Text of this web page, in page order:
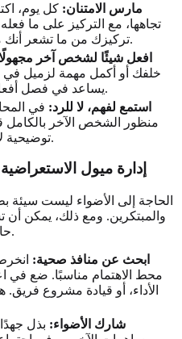
مارس الامتنان: كل يوم،
تجاهها، مع التركيز على ما
تركيزك من ما تشعر أنك مُستحقه إلى ما تم منحك إياه.
افعل شيئًا لشخص آخر
خلفك أو أكمل مهمة لزميل
يساعد في فصل أفعالك عن الحاجة إلى الاعتراف.
استمع لفهم، لا للرد: في
منظور الشخص الآخر
توضيحية لإظهار أنك تقدر وجهة نظرهم.
إدارة ميول
الحاجة إلى الأضواء ليست سيئة
والمبتكرين. ومع ذلك، يمكن
حاجة مفرطة للاهتمام طوال الوقت.
ابحث عن منافذ صحية:
محط الاهتمام مناسبًا. ضع في
الأداء، أو قيادة مشروع
شارك الأضواء: بذل